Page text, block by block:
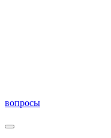
вопросы